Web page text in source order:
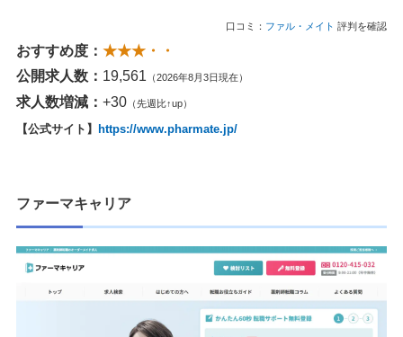
口コミ： ファル・メイト 評判を確認
おすすめ度： ★★★・・
公開求人数： 19,561 （2026年8月3日現在）
求人数増減： +30 （先週比↑up）
【公式サイト】 https://www.pharmate.jp/
ファーマキャリア